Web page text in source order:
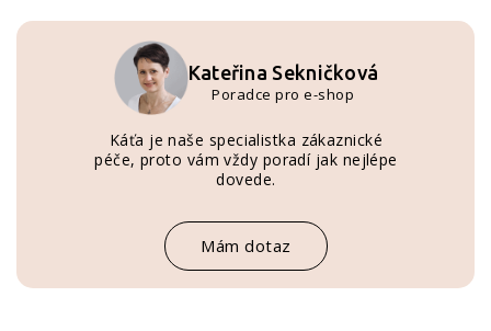
Kateřina Sekničková
Poradce pro e-shop
Káťa je naše specialistka zákaznické
péče, proto vám vždy poradí jak nejlépe
dovede.
Mám dotaz